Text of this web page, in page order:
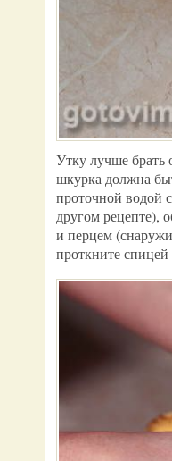
Утку лучше
шкурка должна
проточной водой
другом рецепте),
и перцем
проткните